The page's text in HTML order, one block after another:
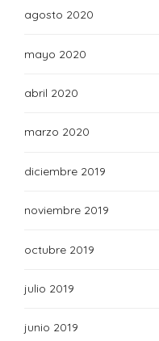
agosto 2020
mayo 2020
abril 2020
marzo 2020
diciembre 2019
noviembre 2019
octubre 2019
julio 2019
junio 2019